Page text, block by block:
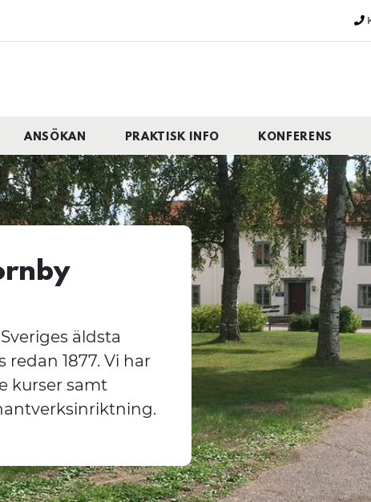
ANSÖKAN PRAKTISK INFO KONFERENS
äldsta
1877. Vi har
kurser samt